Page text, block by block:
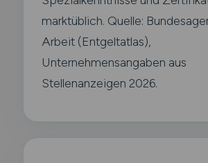
marktüblich. Quelle:
Arbeit (Entgeltatlas),
Unternehmensangaben aus
Stellenanzeigen 2026.